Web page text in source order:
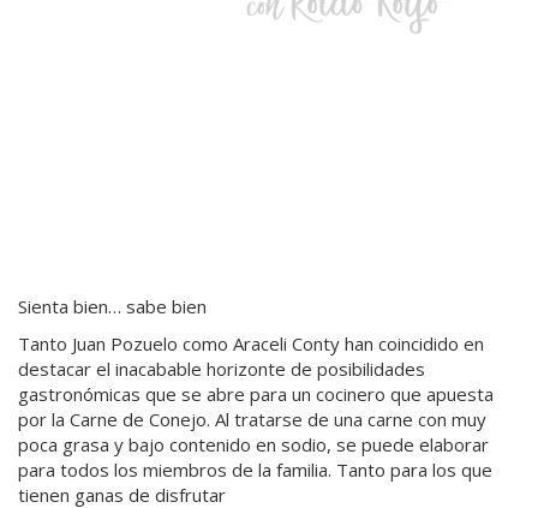
Sienta bien… sabe bien
Tanto Juan Pozuelo como Araceli Conty han coincidido en
destacar el inacabable horizonte de posibilidades
gastronómicas que se abre para un cocinero que apuesta
por la Carne de Conejo. Al tratarse de una carne con muy
poca grasa y bajo contenido en sodio, se puede elaborar
para todos los miembros de la familia. Tanto para los que
tienen ganas de disfrutar